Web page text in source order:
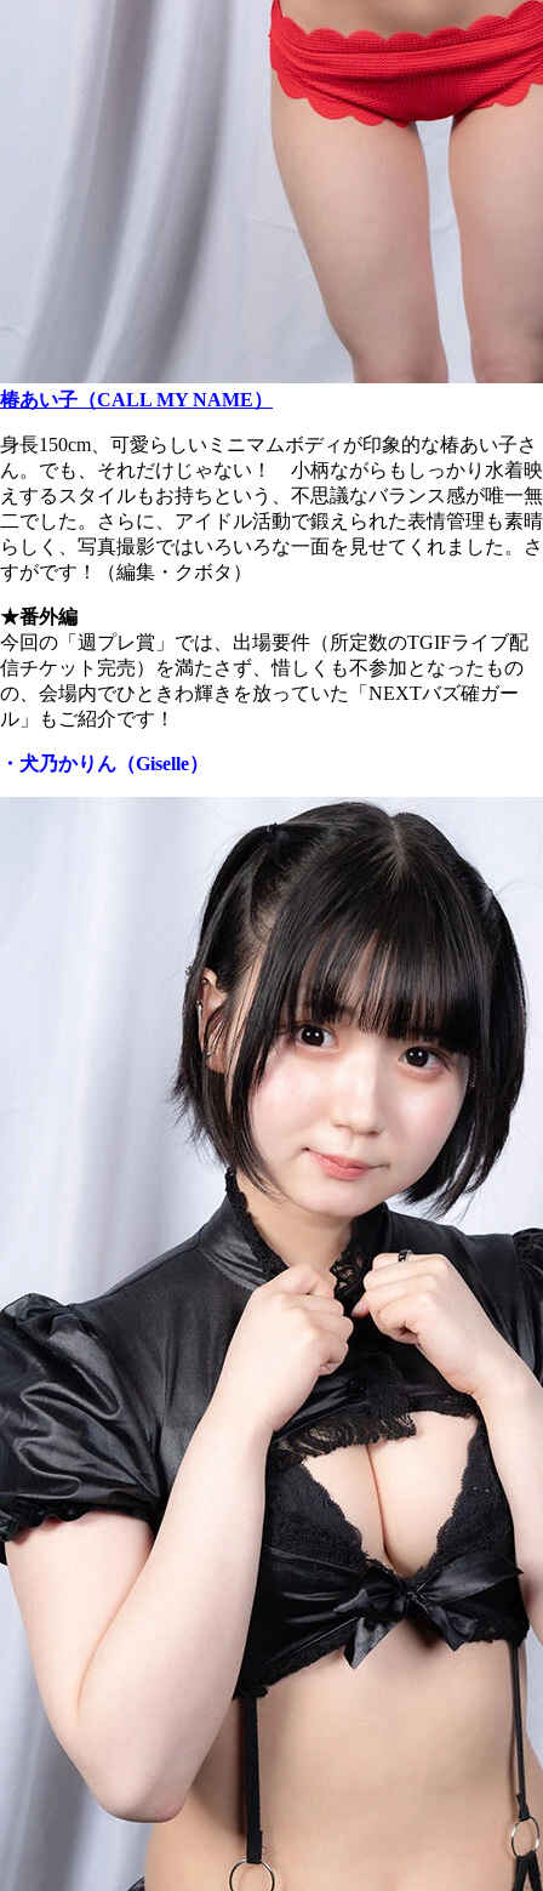
椿あい子（CALL MY NAME）
身長150cm、可愛らしいミニマムボディが印象的な椿あい子さ
ん。でも、それだけじゃない！ 小柄ながらもしっかり水着映
えするスタイルもお持ちという、不思議なバランス感が唯一無
二でした。さらに、アイドル活動で鍛えられた表情管理も素晴
らしく、写真撮影ではいろいろな一面を見せてくれました。さ
すがです！（編集・クボタ）
★番外編
今回の「週プレ賞」では、出場要件（所定数のTGIFライブ配
信チケット完売）を満たさず、惜しくも不参加となったもの
の、会場内でひときわ輝きを放っていた「NEXTバズ確ガー
ル」もご紹介です！
・犬乃かりん（Giselle）